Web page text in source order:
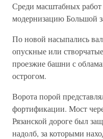
Среди масштабных работ
модернизацию Большой
По новой насыпались
опускные или
проезжие башни с
острогом.
Ворота порой
фортификации. Мост
Рязанской дороге был
надолб, за которыми